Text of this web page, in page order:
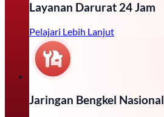
Layanan Darurat 24 Jam
Pelajari Lebih Lanjut
Jaringan Bengkel Nasional